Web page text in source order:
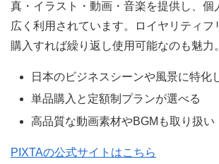
真・イラスト・動画・音楽を提供し、個
広く利用されています。ロイヤリティフ
購入すれば繰り返し使用可能なのも魅力。
日本のビジネスシーンや風景に特化
単品購入と定額制プランが選べる
高品質な動画素材やBGMも取り扱い
PIXTAの公式サイトはこちら